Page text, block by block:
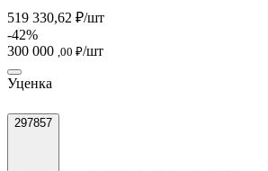
519 330,62 ₽/шт
-42%
300 000 ,00 ₽/шт
Уценка
297857